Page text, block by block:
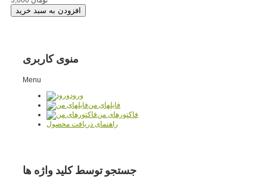
منوی کاربری
Menu
ورود
فایلهای من
فاکتورهای من
راهنمای دریافت محصول
جستجو توسط کلید واژه ها